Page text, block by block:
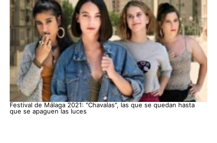
Festival de Málaga 2021: "Chavalas", las que se quedan hasta
que se apaguen las luces